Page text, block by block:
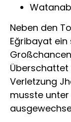
Neben den
Eğribayat
Überschattet
Verletzung
musste